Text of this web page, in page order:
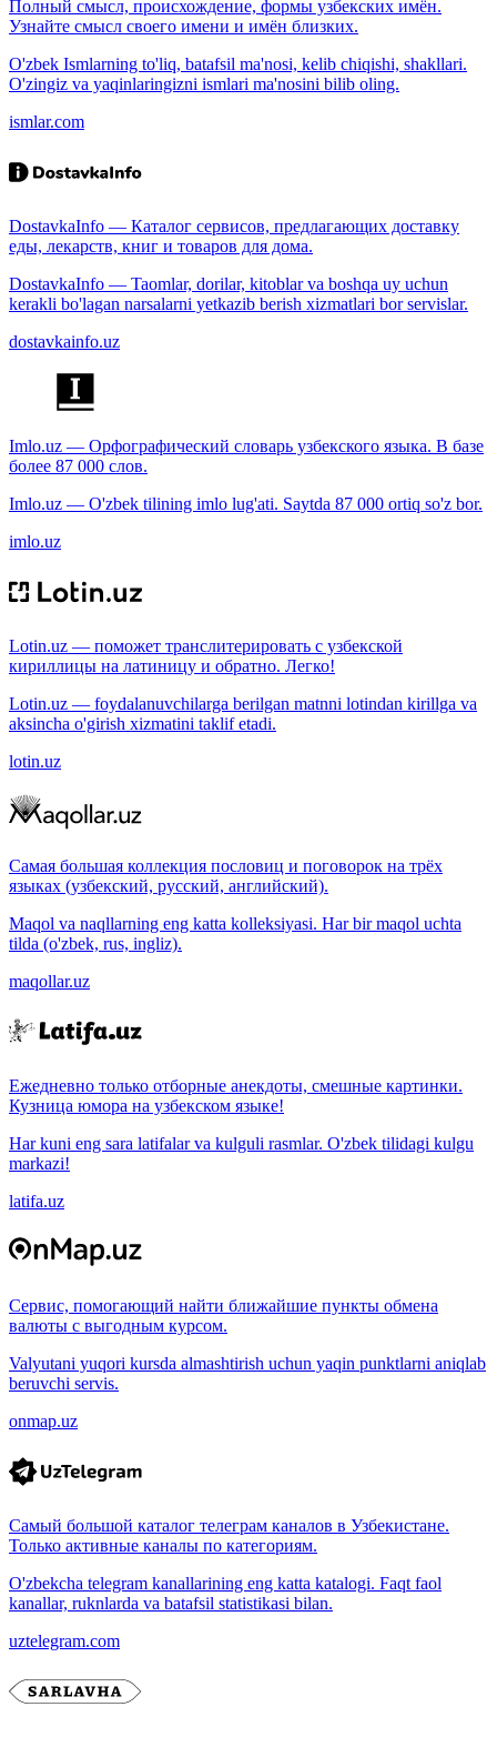
Полный смысл, происхождение, формы узбекских имён.
Узнайте смысл своего имени и имён близких.
O'zbek Ismlarning to'liq, batafsil ma'nosi, kelib chiqishi, shakllari.
O'zingiz va yaqinlaringizni ismlari ma'nosini bilib oling.
ismlar.com
DostavkaInfo — Каталог сервисов, предлагающих доставку
еды, лекарств, книг и товаров для дома.
DostavkaInfo — Taomlar, dorilar, kitoblar va boshqa uy uchun
kerakli bo'lagan narsalarni yetkazib berish xizmatlari bor servislar.
dostavkainfo.uz
Imlo.uz — Орфографический словарь узбекского языка. В базе
более 87 000 слов.
Imlo.uz — O'zbek tilining imlo lug'ati. Saytda 87 000 ortiq so'z bor.
imlo.uz
Lotin.uz — поможет транслитерировать с узбекской
кириллицы на латиницу и обратно. Легко!
Lotin.uz — foydalanuvchilarga berilgan matnni lotindan kirillga va
aksincha o'girish xizmatini taklif etadi.
lotin.uz
Самая большая коллекция пословиц и поговорок на трёх
языках (узбекский, русский, английский).
Maqol va naqllarning eng katta kolleksiyasi. Har bir maqol uchta
tilda (o'zbek, rus, ingliz).
maqollar.uz
Ежедневно только отборные анекдоты, смешные картинки.
Кузница юмора на узбекском языке!
Har kuni eng sara latifalar va kulguli rasmlar. O'zbek tilidagi kulgu
markazi!
latifa.uz
Сервис, помогающий найти ближайшие пункты обмена
валюты с выгодным курсом.
Valyutani yuqori kursda almashtirish uchun yaqin punktlarni aniqlab
beruvchi servis.
onmap.uz
Самый большой каталог телеграм каналов в Узбекистане.
Только активные каналы по категориям.
O'zbekcha telegram kanallarining eng katta katalogi. Faqt faol
kanallar, ruknlarda va batafsil statistikasi bilan.
uztelegram.com